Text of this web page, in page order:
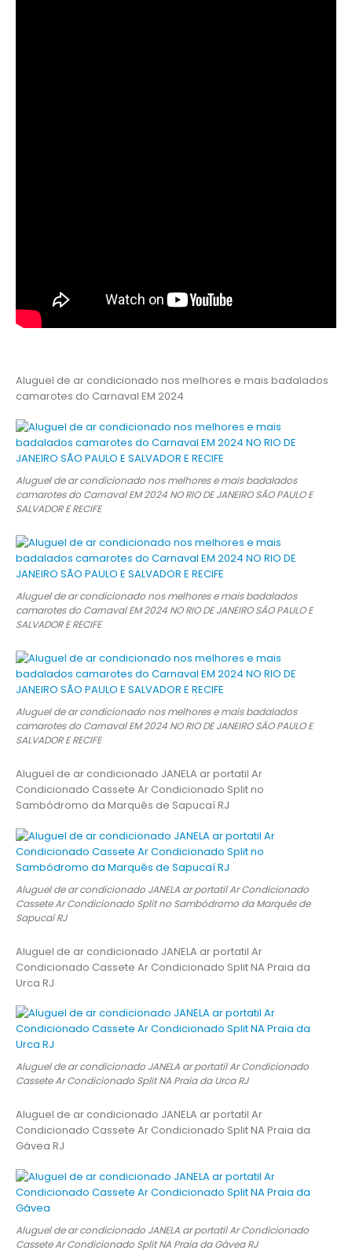
Aluguel de ar condicionado nos melhores e mais badalados
camarotes do Carnaval EM 2024
Aluguel de ar condicionado nos melhores e mais badalados
camarotes do Carnaval EM 2024 NO RIO DE JANEIRO SÃO PAULO E
SALVADOR E RECIFE
Aluguel de ar condicionado nos melhores e mais badalados
camarotes do Carnaval EM 2024 NO RIO DE JANEIRO SÃO PAULO E
SALVADOR E RECIFE
Aluguel de ar condicionado nos melhores e mais badalados
camarotes do Carnaval EM 2024 NO RIO DE JANEIRO SÃO PAULO E
SALVADOR E RECIFE
Aluguel de ar condicionado JANELA ar portatil Ar
Condicionado Cassete Ar Condicionado Split no
Sambódromo da Marquês de Sapucaí RJ
Aluguel de ar condicionado JANELA ar portatil Ar Condicionado
Cassete Ar Condicionado Split no Sambódromo da Marquês de
Sapucaí RJ
Aluguel de ar condicionado JANELA ar portatil Ar
Condicionado Cassete Ar Condicionado Split NA Praia da
Urca RJ
Aluguel de ar condicionado JANELA ar portatil Ar Condicionado
Cassete Ar Condicionado Split NA Praia da Urca RJ
Aluguel de ar condicionado JANELA ar portatil Ar
Condicionado Cassete Ar Condicionado Split NA Praia da
Gávea RJ
Aluguel de ar condicionado JANELA ar portatil Ar Condicionado
Cassete Ar Condicionado Split NA Praia da Gávea RJ